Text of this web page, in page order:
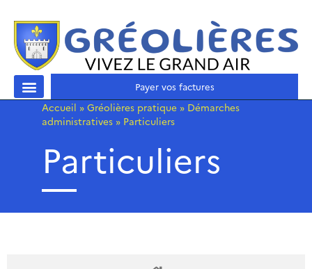
Payer vos factures
Accueil » Gréolières pratique » Démarches
administratives » Particuliers
Particuliers